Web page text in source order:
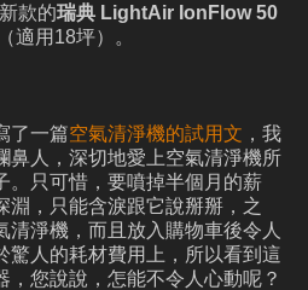
款的瑞典 LightAir IonFlow 50
適用18坪）。
了一篇空氣清淨機的試用文 ，我
鼻人，深切地愛上空氣清淨機所
。只可惜，要噴掉半個月的薪
淵，只能含淚跟它說掰掰，之
清淨機，而且放入購物車後令人
驚人的耗材費用上，所以看到這
，您說說，怎能不令人心動呢？